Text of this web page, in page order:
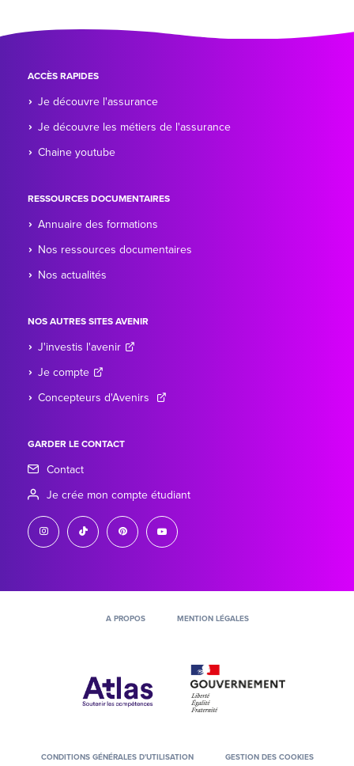
ACCÈS RAPIDES
Je découvre l'assurance
Je découvre les métiers de l'assurance
Chaine youtube
RESSOURCES DOCUMENTAIRES
Annuaire des formations
Nos ressources documentaires
Nos actualités
NOS AUTRES SITES AVENIR
J'investis l'avenir
Je compte
Concepteurs d'Avenirs
GARDER LE CONTACT
Contact
Je crée mon compte étudiant
instagram tiktok pinterest youtube
A PROPOS MENTION LÉGALES
CONDITIONS GÉNÉRALES D'UTILISATION GESTION DES COOKIES